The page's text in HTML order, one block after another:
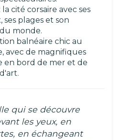
la cité corsaire avec ses
plages et son
monde.
balnéaire chic au
avec de magnifiques
en bord de mer et de
qui se découvre
les yeux, en
en échangeant